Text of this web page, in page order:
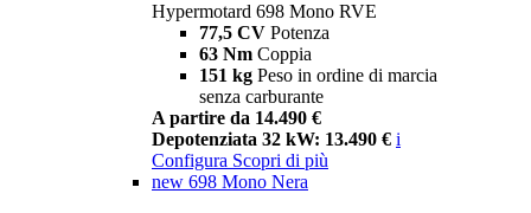
Hypermotard 698 Mono RVE
77,5 CV Potenza
63 Nm Coppia
151 kg Peso in ordine di marcia
senza carburante
A partire da 14.490 €
Depotenziata 32 kW: 13.490 € i
Configura Scopri di più
new 698 Mono Nera